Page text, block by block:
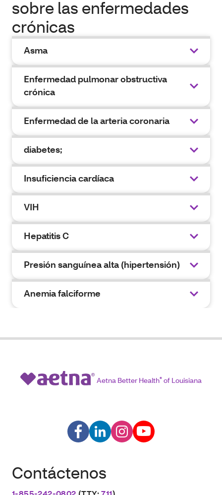
sobre las enfermedades
crónicas
Asma
Enfermedad pulmonar obstructiva
crónica
Enfermedad de la arteria coronaria
diabetes;
Insuficiencia cardíaca
VIH
Hepatitis C
Presión sanguínea alta (hipertensión)
Anemia falciforme
Aetna Better Health® of Louisiana
Contáctenos